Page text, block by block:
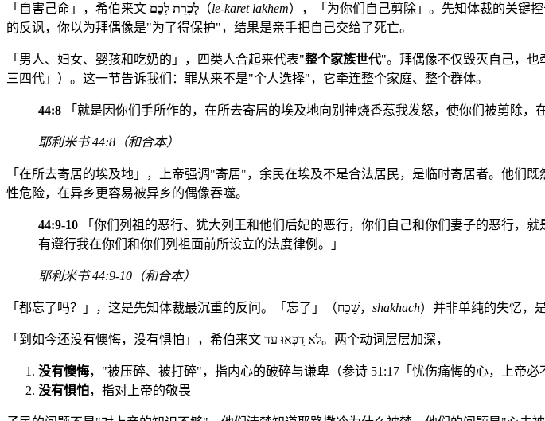
「自害己命」，希伯来文 לְכָרֵת לָכֶם （le-karet lakhem），「为你们自己剪除」。先知体裁的关键
的反讽，你以为拜偶像是"为了得保护"，结果是亲手把自己交给了死亡。
「男人、妇女、婴孩和吃奶的」，四类人合起来代表"整个家族世代"。拜偶像不仅毁灭自己，也
三四代」）。这一节告诉我们：罪从来不是"个人选择"，它牵连整个家庭、整个群体。
44:8 「就是因你们手所作的，在所去寄居的埃及地向别神烧香惹我发怒，使你们被剪除，
耶利米书 44:8（和合本）
「在所去寄居的埃及地」，上帝强调"寄居"，余民在埃及不是合法居民，是临时寄居者。他们
性危险，在异乡更容易被异乡的偶像吞噬。
44:9-10 「你们列祖的恶行、犹大列王和他们后妃的恶行，你们自己和你们妻子的恶行，
有遵行我在你们和你们列祖面前所设立的法度律例。」
耶利米书 44:9-10（和合本）
「都忘了吗？」，这是先知体裁最沉重的反问。「忘了」（שָׁכַח， shakhach）并非单纯的失忆，
「到如今还没有懊悔，没有惧怕」，希伯来文 לֹא דֻכְּאוּ עַד。两个动词层层加深，
没有懊悔，"被压碎、被打碎"，指内心的破碎与谦卑（参诗 51:17「忧伤痛悔的心，上帝必
没有惧怕，指对上帝的敬畏